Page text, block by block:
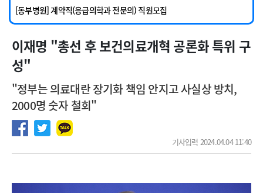
[동부병원] 계약직(응급의학과 전문의) 직원모집
[이대목동병원] 하반기 전공의(레지던트1년차) 모집
[서울아산병원] 2026년 하반기 인턴 모집
[영남대학교의료원] 마취통증의학과 임기제 임상의사 채용
이재명 "총선 후 보건의료개혁 공론화 특위 구
성"
"정부는 의료대란 장기화 책임 안지고 사실상 방치,
2000명 숫자 철회"
기사입력 2024.04.04 11:40